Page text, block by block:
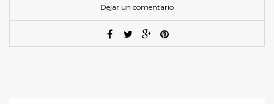
Dejar un comentario